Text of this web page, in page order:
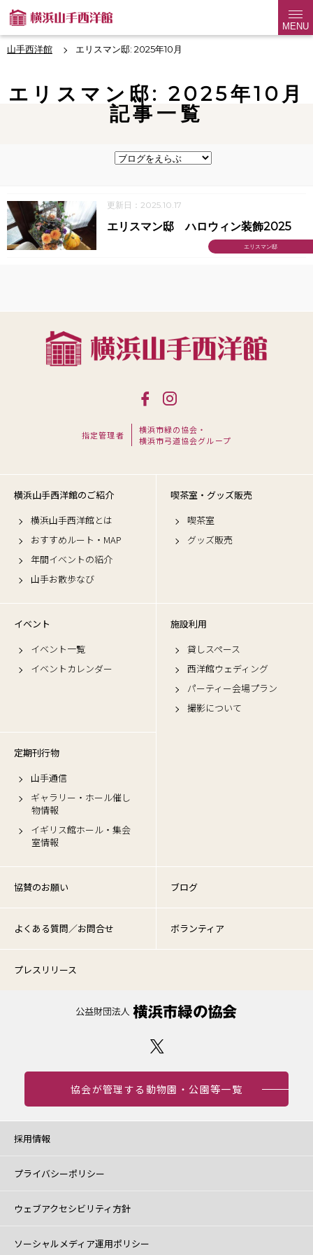
MENU
山手西洋館 エリスマン邸: 2025年10月
エリスマン邸: 2025年10月
記事一覧
更新日：2025.10.17
エリスマン邸
エリスマン邸 ハロウィン装飾2025
指定管理者
横浜市緑の協会・
横浜市弓道協会グループ
横浜山手西洋館のご紹介
横浜山手西洋館とは
おすすめルート・MAP
年間イベントの紹介
山手お散歩なび
喫茶室・グッズ販売
喫茶室
グッズ販売
イベント
イベント一覧
イベントカレンダー
施設利用
貸しスペース
西洋館ウェディング
パーティー会場プラン
撮影について
定期刊行物
山手通信
ギャラリー・ホール催し
物情報
イギリス館ホール・集会
室情報
協賛のお願い ブログ
よくある質問／お問合せ ボランティア
プレスリリース
協会が管理する動物園・公園等一覧
採用情報
プライバシーポリシー
ウェブアクセシビリティ方針
ソーシャルメディア運用ポリシー